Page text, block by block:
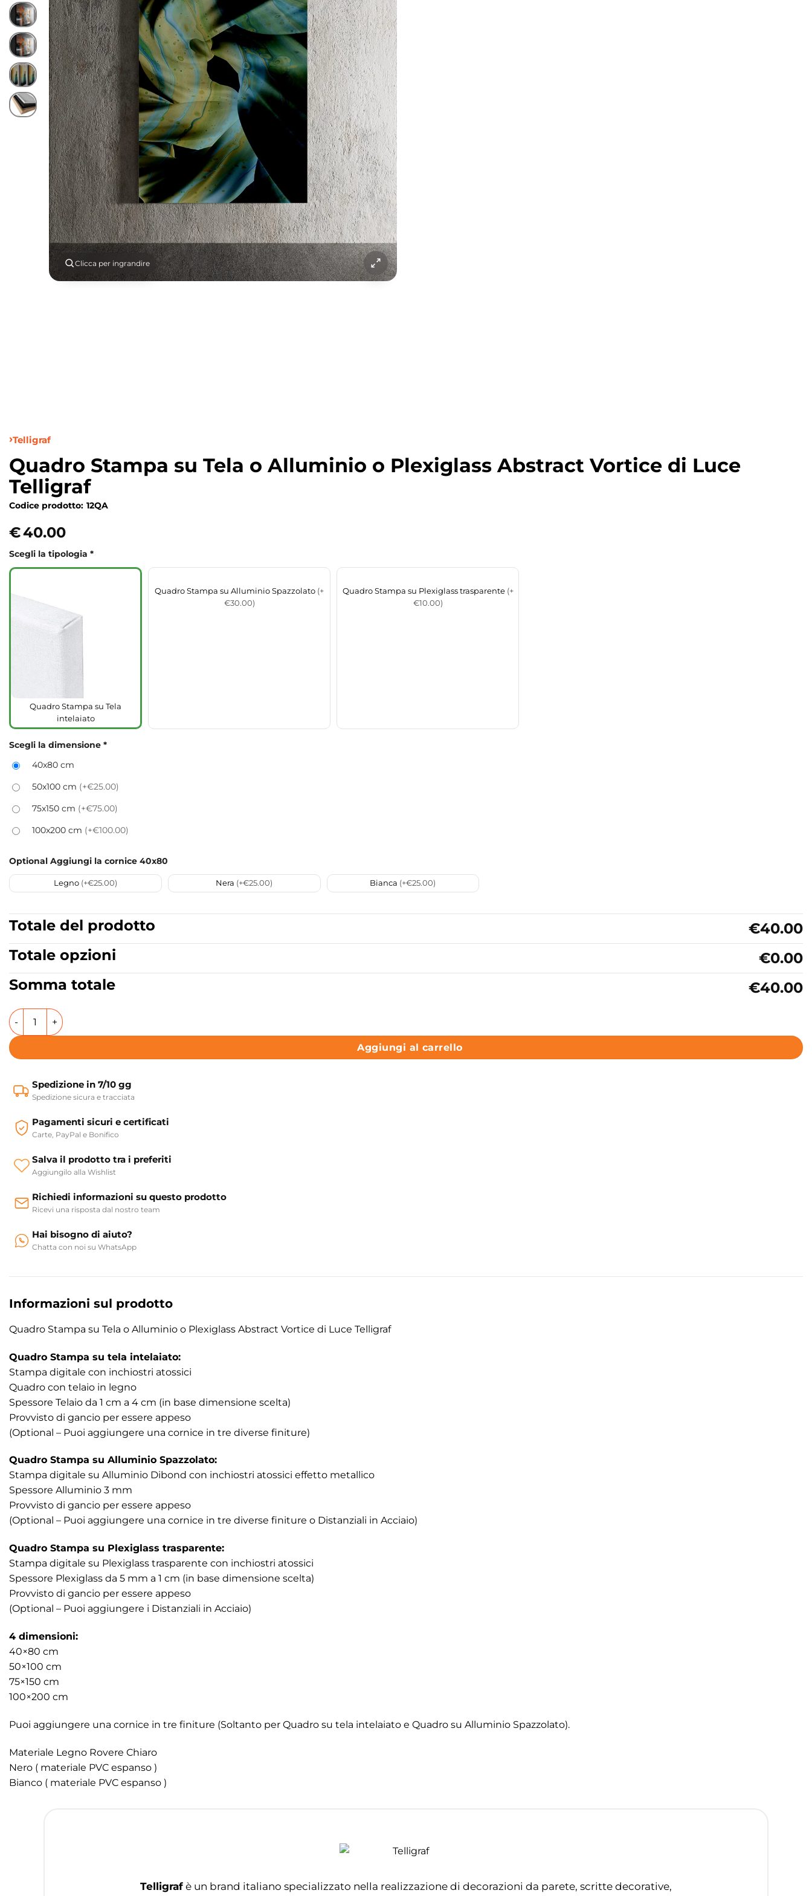
Clicca per ingrandire
Telligraf
Quadro Stampa su Tela o Alluminio o Plexiglass Abstract Vortice di Luce
Telligraf
Codice prodotto: 12QA
€40.00
Scegli la tipologia *
Quadro Stampa su Tela
intelaiato
Quadro Stampa su Alluminio Spazzolato (+
€30.00)
Quadro Stampa su Plexiglass trasparente (+
€10.00)
Scegli la dimensione *
40x80 cm
50x100 cm (+€25.00)
75x150 cm (+€75.00)
100x200 cm (+€100.00)
Optional Aggiungi la cornice 40x80
Legno (+€25.00) Nera (+€25.00) Bianca (+€25.00)
Totale del prodotto
€40.00
Totale opzioni
€0.00
Somma totale
€40.00
Quadro Stampa su Tela o Alluminio o Plexiglass Abstract Vortice di Luce Telligraf quantità
Aggiungi al carrello
Spedizione in 7/10 gg
Spedizione sicura e tracciata
Pagamenti sicuri e certificati
Carte, PayPal e Bonifico
Salva il prodotto tra i preferiti
Aggiungilo alla Wishlist
Richiedi informazioni su questo prodotto
Ricevi una risposta dal nostro team
Hai bisogno di aiuto?
Chatta con noi su WhatsApp
Informazioni sul prodotto
Quadro Stampa su Tela o Alluminio o Plexiglass Abstract Vortice di Luce Telligraf
Quadro Stampa su tela intelaiato:
Stampa digitale con inchiostri atossici
Quadro con telaio in legno
Spessore Telaio da 1 cm a 4 cm (in base dimensione scelta)
Provvisto di gancio per essere appeso
(Optional – Puoi aggiungere una cornice in tre diverse finiture)
Quadro Stampa su Alluminio Spazzolato:
Stampa digitale su Alluminio Dibond con inchiostri atossici effetto metallico
Spessore Alluminio 3 mm
Provvisto di gancio per essere appeso
(Optional – Puoi aggiungere una cornice in tre diverse finiture o Distanziali in Acciaio)
Quadro Stampa su Plexiglass trasparente:
Stampa digitale su Plexiglass trasparente con inchiostri atossici
Spessore Plexiglass da 5 mm a 1 cm (in base dimensione scelta)
Provvisto di gancio per essere appeso
(Optional – Puoi aggiungere i Distanziali in Acciaio)
4 dimensioni:
40×80 cm
50×100 cm
75×150 cm
100×200 cm
Puoi aggiungere una cornice in tre finiture (Soltanto per Quadro su tela intelaiato e Quadro su Alluminio Spazzolato).
Materiale Legno Rovere Chiaro
Nero ( materiale PVC espanso )
Bianco ( materiale PVC espanso )
Telligraf è un brand italiano specializzato nella realizzazione di decorazioni da parete, scritte decorative,